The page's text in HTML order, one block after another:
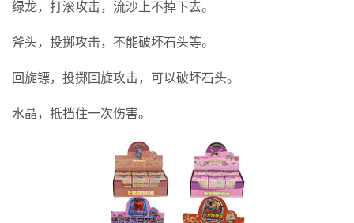
绿龙，打滚攻击，流沙上不掉下去。
斧头，投掷攻击，不能破坏石头等。
回旋镖，投掷回旋攻击，可以破坏石头。
水晶，抵挡住一次伤害。